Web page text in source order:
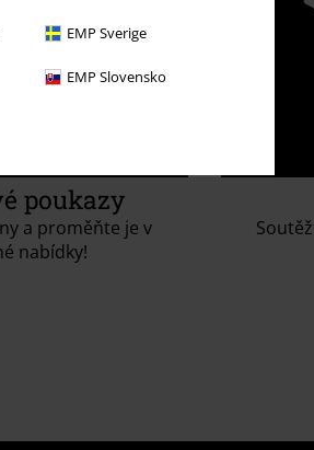
EMP Sverige
EMP Slovensko
poukazy
a proměňte je v
nabídky!